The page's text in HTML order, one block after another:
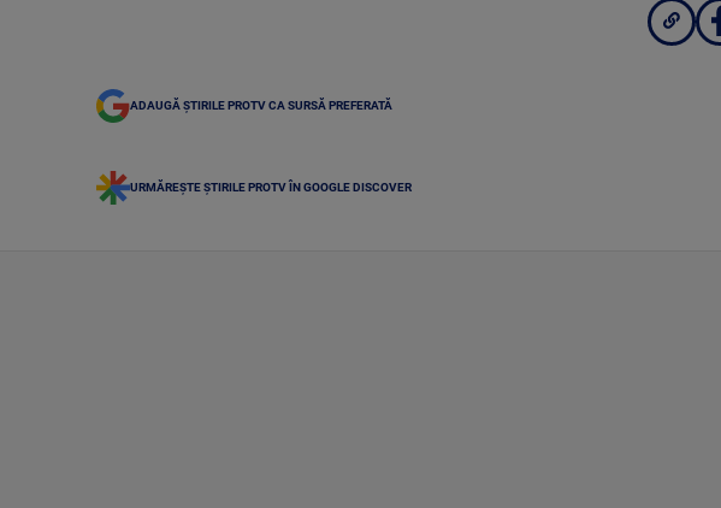
ADAUGĂ ȘTIRILE PROTV CA SURSĂ PREFERATĂ
URMĂREȘTE ȘTIRILE PROTV ÎN GOOGLE DISCOVER